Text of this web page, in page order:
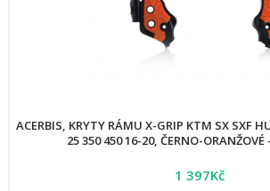
ACERBIS, KRYTY RÁMU X-GRIP KTM SX SXF
25 350 450 16-20, ČERNO-ORANŽOVÉ
1 397Kč